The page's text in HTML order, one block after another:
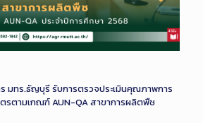
มทร.ธัญบุรี รับการตรวจประเมินคุณภาพการ
รตามเกณฑ์ AUN-QA สาขาการผลิตพืช